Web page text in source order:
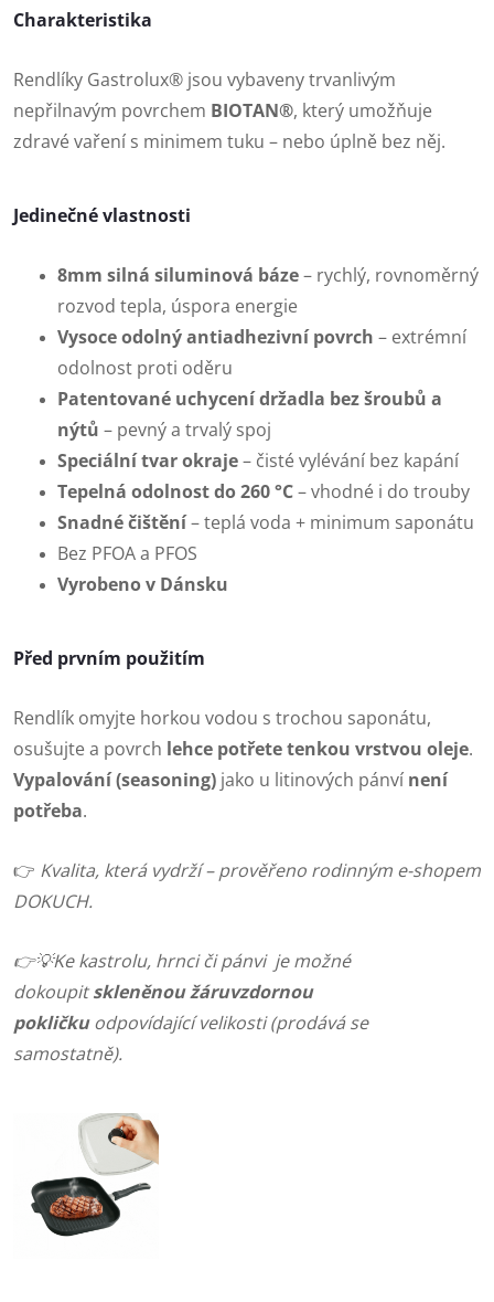
Charakteristika
Rendlíky Gastrolux® jsou vybaveny trvanlivým
nepřilnavým povrchem BIOTAN®, který umožňuje
zdravé vaření s minimem tuku – nebo úplně bez něj.
Jedinečné vlastnosti
8mm silná siluminová báze– rychlý, rovnoměrný
rozvod tepla, úspora energie
Vysoce odolný antiadhezivní povrch – extrémní
odolnost proti oděru
Patentované uchycení držadla bez šroubů a
nýtů – pevný a trvalý spoj
Speciální tvar okraje– čisté vylévání bez kapání
Tepelná odolnost do 260 °C– vhodné i do trouby
Snadné čištění– teplá voda + minimum saponátu
Bez PFOA a PFOS
Vyrobeno v Dánsku
Před prvním použitím
Rendlík omyjte horkou vodou s trochou saponátu,
osušujte a povrch lehce potřete tenkou vrstvou oleje.
Vypalování (seasoning) jako u litinových pánví není
potřeba.
👉 Kvalita, která vydrží – prověřeno rodinným e-shopem
DOKUCH.
👉💡Ke kastrolu, hrnci či pánvi je možné
dokoupitskleněnou žáruvzdornou
pokličkuodpovídající velikosti (prodává se
samostatně).